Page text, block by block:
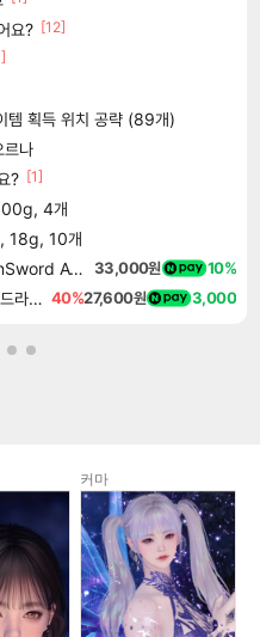
요? [12]
템 획득 위치 공략 (89개)
르나
? [1]
4개
, 18g, 10개
드래곤소드 어웨이크닝 DragonSword Awakening 33,000원 10%
나 혼자만 레벨업 어라이즈 오버드라이브 Solo Leveling Arise 40%27,600원 3,000
커마